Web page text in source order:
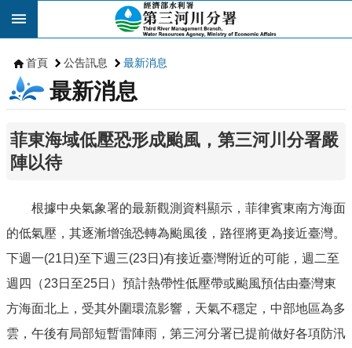
跳到主要內容區塊
首頁 公告訊息 最新消息
最新消息
菲東海域低壓恐形成颱風，第三河川分署嚴
陣以待
根據中央氣象署的最新觀測資料顯示，菲律賓東南方海面
的低氣壓，其逐漸增強恐轉為颱風後，路徑將更為接近臺灣。
下週一(21日)至下週三(23日)有接近臺灣附近的可能，週二至
週四（23日至25日）預計熱帶性低壓帶或颱風預估由臺灣東
方海面北上，受其外圍環流影響，天氣不穩定，中部地區為多
雲，午後有局部短暫雷陣雨，第三河分署已提前做好各項防汛